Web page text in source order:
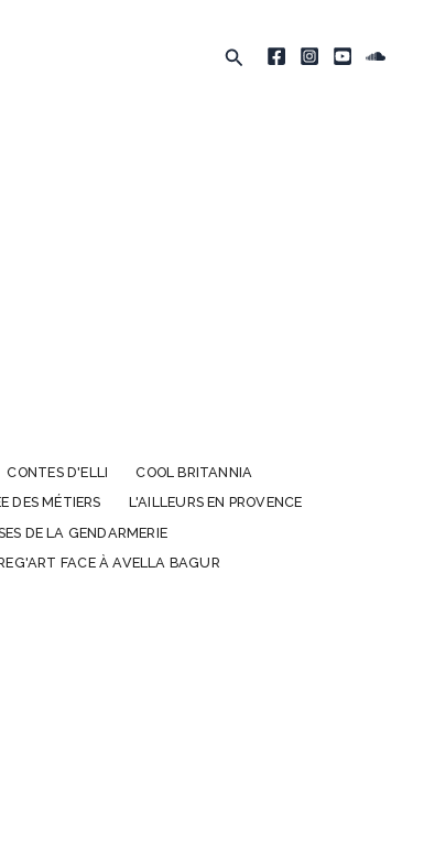
Rechercher
CONTES D'ELLI
COOL BRITANNIA
DES MÉTIERS
L'AILLEURS EN PROVENCE
DE LA GENDARMERIE
FACE À AVELLA BAGUR